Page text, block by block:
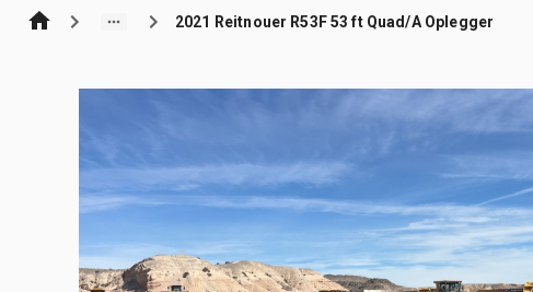
2021 Reitnouer R53F 53 ft Quad/A Oplegger